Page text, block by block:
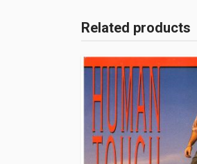
Related products